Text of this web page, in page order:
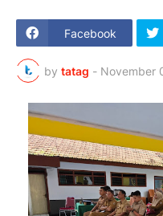
Facebook
by tatag - November